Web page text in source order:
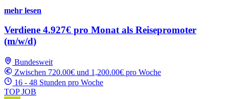
mehr lesen
Verdiene 4.927€ pro Monat als Reisepromoter
(m/w/d)
Bundesweit
Zwischen 720.00€ und 1,200.00€ pro Woche
16 - 48 Stunden pro Woche
TOP JOB